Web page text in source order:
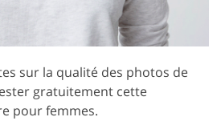
sur la qualité des photos de
gratuitement cette
pour femmes.